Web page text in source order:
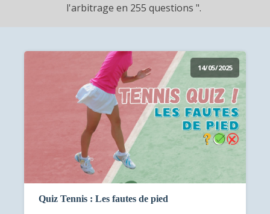
l'arbitrage en 255 questions ".
14/05/2025
Quiz Tennis : Les fautes de pied